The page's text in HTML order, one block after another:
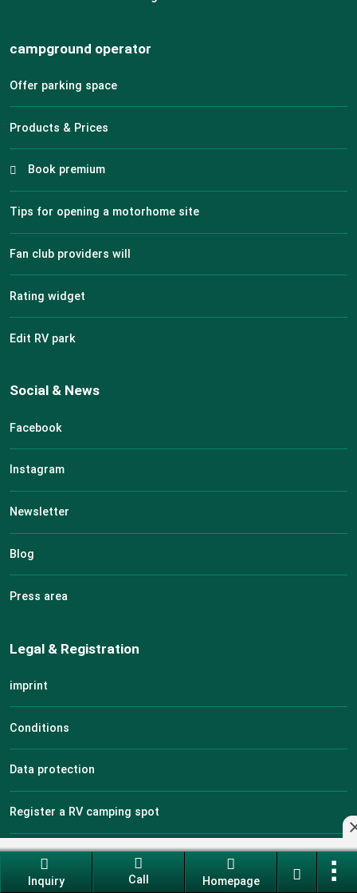
Inquiry Call Homepage
campground operator
Offer parking space
Products & Prices
Book premium
Tips for opening a motorhome site
Fan club providers will
Rating widget
Edit RV park
Social & News
Facebook
Instagram
Newsletter
Blog
Press area
Legal & Registration
imprint
Conditions
Data protection
Register a RV camping spot
Edit RV park